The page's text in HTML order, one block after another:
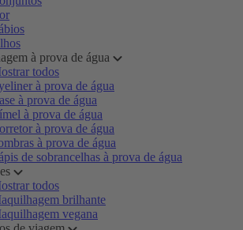
à prova de água
todos
à prova de água
à prova de água
à prova de água
à prova de água
à prova de água
de sobrancelhas à prova de água
todos
brilhante
vegana